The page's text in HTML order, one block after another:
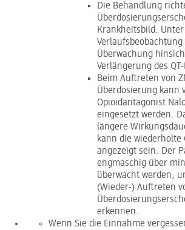
Die Behandlung
Krankheitsbild.
Verlaufsbeobachtung
Überwachung
Verlängerung des
Beim Auftreten von
Überdosierung kann
Opioidantagonist
eingesetzt werden.
längere
kann die wiederholte
angezeigt sein. Der
engmaschig über
überwacht werden,
(Wieder-) Auftreten
erkennen.
Wenn Sie die Einnahme